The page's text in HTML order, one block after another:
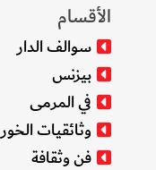
الأقسام
سوالف الدار
بيزنس
في المرمى
وثائقيات الخور
فن وثقافة